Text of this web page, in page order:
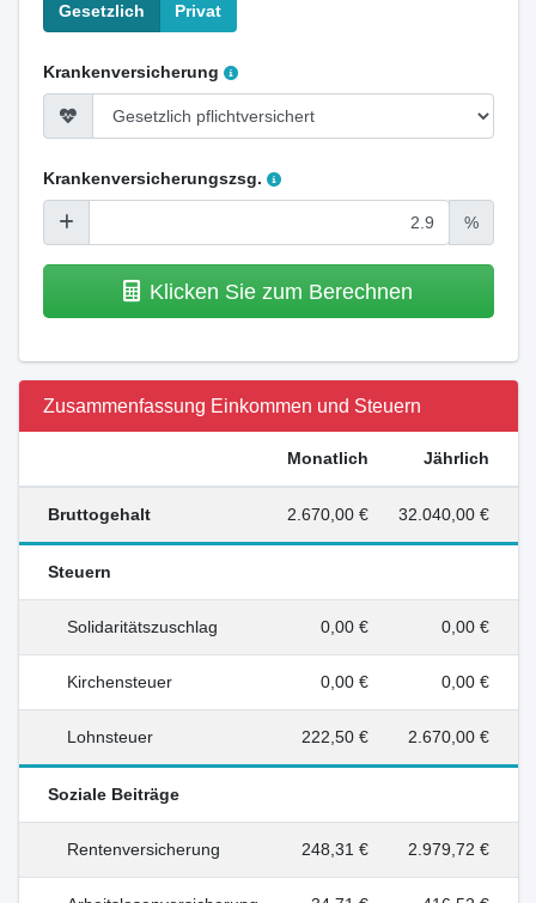
Gesetzlich Privat
Krankenversicherung
Krankenversicherungszsg.
%
Klicken Sie zum Berechnen
Zusammenfassung Einkommen und Steuern
Monatlich Jährlich
Bruttogehalt 2.670,00 € 32.040,00 €
Steuern
Solidaritätszuschlag 0,00 € 0,00 €
Kirchensteuer 0,00 € 0,00 €
Lohnsteuer 222,50 € 2.670,00 €
Soziale Beiträge
Rentenversicherung 248,31 € 2.979,72 €